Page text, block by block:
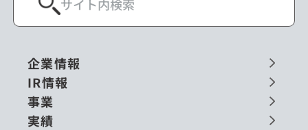
企業情報
IR情報
事業
実績